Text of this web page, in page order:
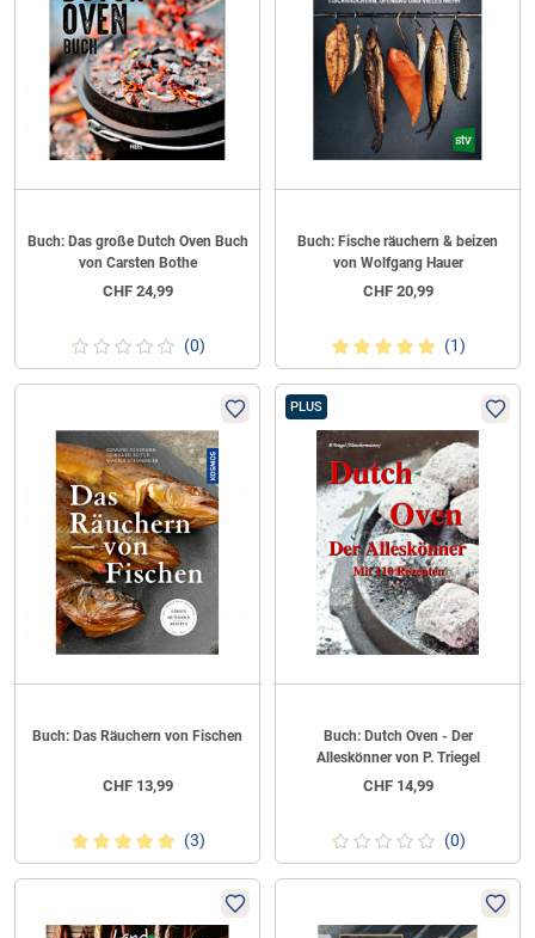
Buch: Das große Dutch Oven Buch
von Carsten Bothe
CHF24,99
(0)
Buch: Fische räuchern & beizen
von Wolfgang Hauer
CHF20,99
(1)
Buch: Das Räuchern von Fischen
CHF13,99
(3)
PLUS
Buch: Dutch Oven - Der
Alleskönner von P. Triegel
CHF14,99
(0)